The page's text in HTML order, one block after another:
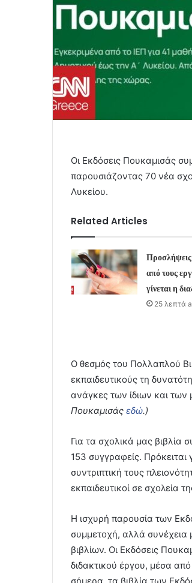
Οι Εκδόσεις Πουκαμισάς
παρουσιάζοντας 70 νέα
Λυκείου.
Related Articles
από τους
γίνεται η
25 λεπτά
Ο θεσμός του Πολλαπλού
εκπαιδευτικούς τη
ανάγκες των ίδιων και των
Πουκαμισάς εδώ.)
Για τα σχολικά μας βιβλία
153 συγγραφείς. Πρόκειται
συντριπτική τους
εκπαιδευτικοί σε σχολεία
Η ισχυρή παρουσία των
συμμετοχή, αλλά συνέχεια
βιβλίων. Οι Εκδόσεις
διδακτικού έργου, μέσα